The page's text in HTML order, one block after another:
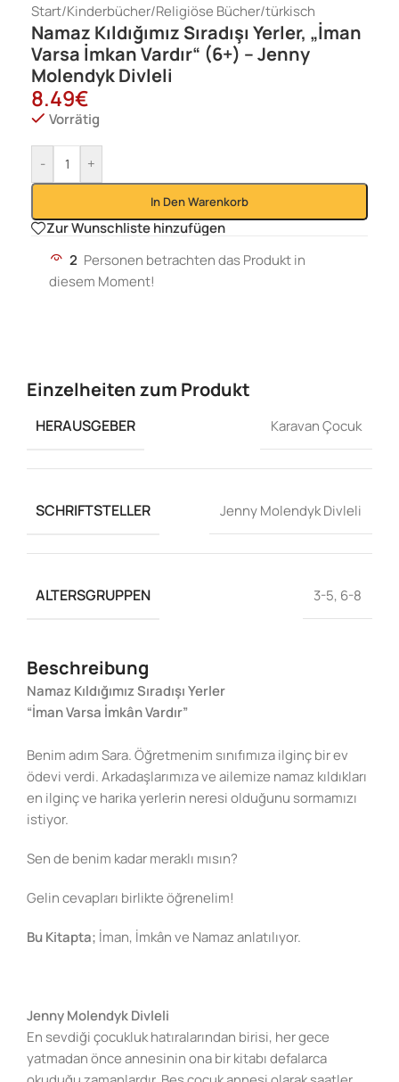
Start/Kinderbücher/Religiöse Bücher/türkisch
Namaz Kıldığımız Sıradışı Yerler, „İman
Varsa İmkan Vardır“ (6+) – Jenny
Molendyk Divleli
8.49€
Vorrätig
- +
In Den Warenkorb
Zur Wunschliste hinzufügen
2 Personen betrachten das Produkt in
diesem Moment!
Einzelheiten zum Produkt
HERAUSGEBER Karavan Çocuk
SCHRIFTSTELLER Jenny Molendyk Divleli
ALTERSGRUPPEN 3-5, 6-8
Beschreibung
Namaz Kıldığımız Sıradışı Yerler
“İman Varsa İmkân Vardır”
Benim adım Sara. Öğretmenim sınıfımıza ilginç bir ev
ödevi verdi. Arkadaşlarımıza ve ailemize namaz kıldıkları
en ilginç ve harika yerlerin neresi olduğunu sormamızı
istiyor.
Sen de benim kadar meraklı mısın?
Gelin cevapları birlikte öğrenelim!
Bu Kitapta; İman, İmkân ve Namaz anlatılıyor.
Jenny Molendyk Divleli
En sevdiği çocukluk hatıralarından birisi, her gece
yatmadan önce annesinin ona bir kitabı defalarca